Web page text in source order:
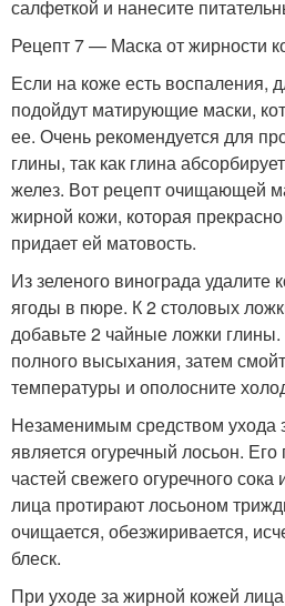
салфеткой и нанесите
Рецепт 7 — Маска от жирности
Если на коже есть воспаления,
подойдут матирующие маски,
ее. Очень рекомендуется для
глины, так как глина
желез. Вот рецепт очищающей
жирной кожи, которая
придает ей матовость.
Из зеленого винограда удалите
ягоды в пюре. К 2 столовых
добавьте 2 чайные ложки
полного высыхания, затем
температуры и ополосните
Незаменимым средством ухода
является огуречный лосьон. Его
частей свежего огуречного
лица протирают лосьоном
очищается, обезжиривается,
блеск.
При уходе за жирной кожей